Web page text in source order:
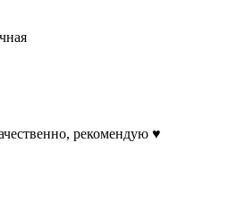
рекомендую ♥️